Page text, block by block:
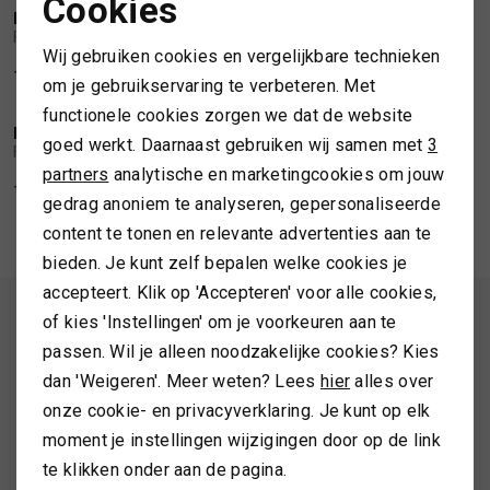
SPORTKLEDING
TASSEN
TOPS EN SHIRTS
TRUIEN
/2
FALKE
Falke Cotton Touch SO
16,00 16,00
/2
Falke Cotton Touch SO
16,00
1 /2
FALKE
Falke Cotton Touch SO
ALTIJD ALS EERSTE OP DE HOOGTE ZIJN?
Schrijf je in en ontvang 10% korting op je 1e bestelling
AANMELDEN
Noodzakelijke cookies
Analytische cookies
Marketing cookies
Cookies
Wij gebruiken cookies en vergelijkbare technieken
om je gebruikservaring te verbeteren. Met
functionele cookies zorgen we dat de website
goed werkt. Daarnaast gebruiken wij samen met 3
partners analytische en marketingcookies om jouw
gedrag anoniem te analyseren, gepersonaliseerde
content te tonen en relevante advertenties aan te
bieden. Je kunt zelf bepalen welke cookies je
accepteert. Klik op 'Accepteren' voor alle cookies,
of kies 'Instellingen' om je voorkeuren aan te
passen. Wil je alleen noodzakelijke cookies? Kies
dan 'Weigeren'. Meer weten? Lees hier alles over
onze cookie- en privacyverklaring. Je kunt op elk
moment je instellingen wijzigingen door op de link
te klikken onder aan de pagina.